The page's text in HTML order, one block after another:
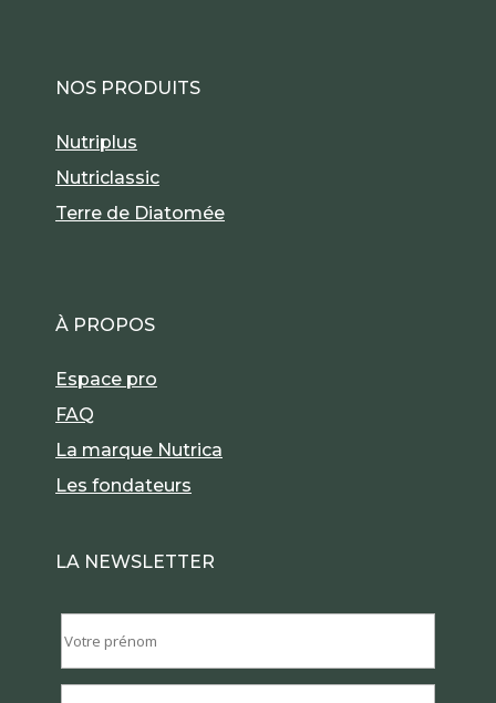
NOS PRODUITS
Nutriplus
Nutriclassic
Terre de Diatomée
À PROPOS
Espace pro
FAQ
La marque Nutrica
Les fondateurs
LA NEWSLETTER